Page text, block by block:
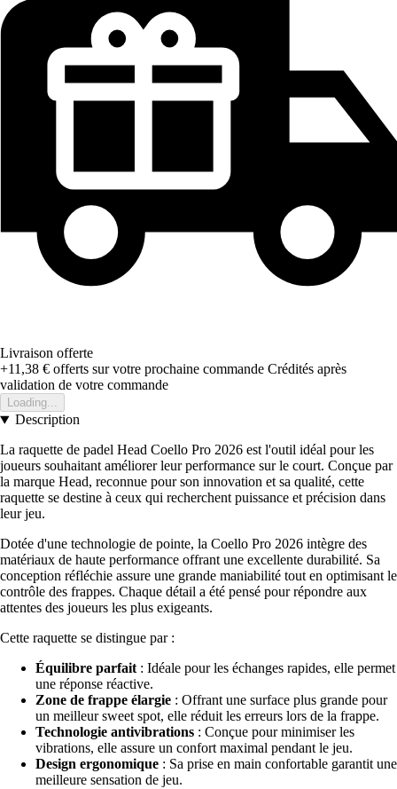
Livraison offerte
+11,38 € offerts sur votre prochaine commande Crédités après
validation de votre commande
Loading...
Description
La raquette de padel Head Coello Pro 2026 est l'outil idéal pour les
joueurs souhaitant améliorer leur performance sur le court. Conçue par
la marque Head, reconnue pour son innovation et sa qualité, cette
raquette se destine à ceux qui recherchent puissance et précision dans
leur jeu.
Dotée d'une technologie de pointe, la Coello Pro 2026 intègre des
matériaux de haute performance offrant une excellente durabilité. Sa
conception réfléchie assure une grande maniabilité tout en optimisant le
contrôle des frappes. Chaque détail a été pensé pour répondre aux
attentes des joueurs les plus exigeants.
Cette raquette se distingue par :
Équilibre parfait: Idéale pour les échanges rapides, elle permet
une réponse réactive.
Zone de frappe élargie : Offrant une surface plus grande pour
un meilleur sweet spot, elle réduit les erreurs lors de la frappe.
Technologie antivibrations : Conçue pour minimiser les
vibrations, elle assure un confort maximal pendant le jeu.
Design ergonomique : Sa prise en main confortable garantit une
meilleure sensation de jeu.